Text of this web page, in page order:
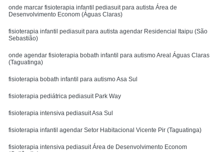
onde marcar fisioterapia infantil pediasuit para autista Área de
Desenvolvimento Econom (Águas Claras)
fisioterapia infantil pediasuit para autista agendar Residencial Itaipu (São
Sebastião)
onde agendar fisioterapia bobath infantil para autismo Areal Águas Claras
(Taguatinga)
fisioterapia bobath infantil para autismo Asa Sul
fisioterapia pediátrica pediasuit Park Way
fisioterapia intensiva pediasuit Asa Sul
fisioterapia infantil agendar Setor Habitacional Vicente Pir (Taguatinga)
fisioterapia intensiva pediasuit Área de Desenvolvimento Econom